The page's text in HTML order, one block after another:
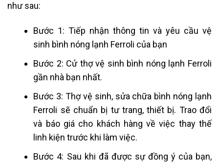
như sau:
Bước 1: Tiếp nhận thông tin và yêu cầu vệ
sinh bình nóng lạnh Ferroli của bạn
Bước 2: Cử thợ vệ sinh bình nóng lạnh Ferroli
gần nhà bạn nhất.
Bước 3: Thợ vệ sinh, sửa chữa bình nóng lạnh
Ferroli sẽ chuẩn bị tư trang, thiết bị. Trao đổi
và báo giá cho khách hàng về việc thay thế
linh kiện trước khi làm việc.
Bước 4: Sau khi đã được sự đồng ý của bạn,